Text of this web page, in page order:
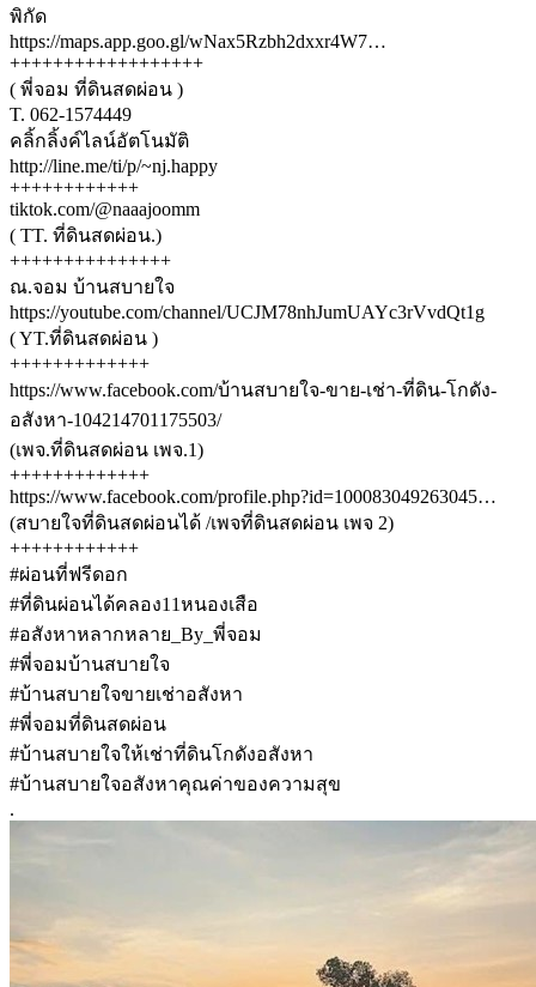
พิกัด
https://maps.app.goo.gl/wNax5Rzbh2dxxr4W7…
++++++++++++++++++
( พี่จอม ที่ดินสดผ่อน )
T. 062-1574449
คลิ้กลิ้งค์ไลน์อัตโนมัติ
http://line.me/ti/p/~nj.happy
++++++++++++
tiktok.com/@naaajoomm
( TT. ที่ดินสดผ่อน.)
+++++++++++++++
ณ.จอม บ้านสบายใจ
https://youtube.com/channel/UCJM78nhJumUAYc3rVvdQt1g
( YT.ที่ดินสดผ่อน )
+++++++++++++
https://www.facebook.com/บ้านสบายใจ-ขาย-เช่า-ที่ดิน-โกดัง-
อสังหา-104214701175503/
(เพจ.ที่ดินสดผ่อน เพจ.1)
+++++++++++++
https://www.facebook.com/profile.php?id=100083049263045…
(สบายใจที่ดินสดผ่อนได้ /เพจที่ดินสดผ่อน เพจ 2)
++++++++++++
#ผ่อนที่ฟรีดอก
#ที่ดินผ่อนได้คลอง11หนองเสือ
#อสังหาหลากหลาย_By_พี่จอม
#พี่จอมบ้านสบายใจ
#บ้านสบายใจขายเช่าอสังหา
#พี่จอมที่ดินสดผ่อน
#บ้านสบายใจให้เช่าที่ดินโกดังอสังหา
#บ้านสบายใจอสังหาคุณค่าของความสุข
.